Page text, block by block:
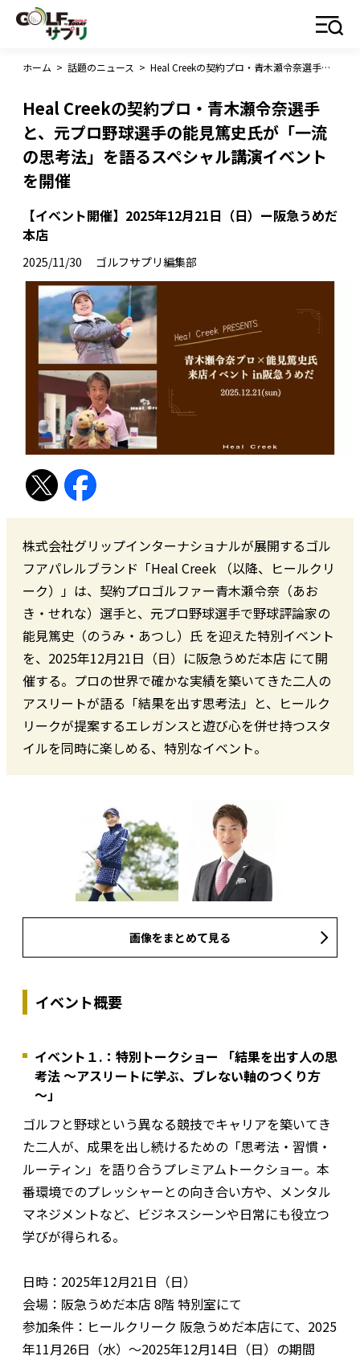
ホーム > 話題のニュース > Heal Creekの契約プロ・青木瀬令奈選手と、元プロ野球選手の能見篤史氏が「一流の思考法」を語るスペシャル講演イベントを開催
Heal Creekの契約プロ・青木瀬令奈選手
と、元プロ野球選手の能見篤史氏が「一流
の思考法」を語るスペシャル講演イベント
を開催
【イベント開催】2025年12月21日（日）ー阪急うめだ
本店
2025/11/30 ゴルフサプリ編集部
株式会社グリップインターナショナルが展開するゴル
フアパレルブランド「Heal Creek （以降、ヒールクリ
ーク）」は、契約プロゴルファー青木瀬令奈（あお
き・せれな）選手と、元プロ野球選手で野球評論家の
能見篤史（のうみ・あつし）氏 を迎えた特別イベント
を、2025年12月21日（日）に阪急うめだ本店 にて開
催する。プロの世界で確かな実績を築いてきた二人の
アスリートが語る「結果を出す思考法」と、ヒールク
リークが提案するエレガンスと遊び心を併せ持つスタ
イルを同時に楽しめる、特別なイベント。
画像をまとめて見る
イベント概要
イベント１.：特別トークショー 「結果を出す人の思
考法 ～アスリートに学ぶ、ブレない軸のつくり方
～」
ゴルフと野球という異なる競技でキャリアを築いてき
た二人が、成果を出し続けるための「思考法・習慣・
ルーティン」を語り合うプレミアムトークショー。本
番環境でのプレッシャーとの向き合い方や、メンタル
マネジメントなど、ビジネスシーンや日常にも役立つ
学びが得られる。
日時：2025年12月21日（日）
会場：阪急うめだ本店 8階 特別室にて
参加条件：ヒールクリーク 阪急うめだ本店にて、2025
年11月26日（水）～2025年12月14日（日）の期間